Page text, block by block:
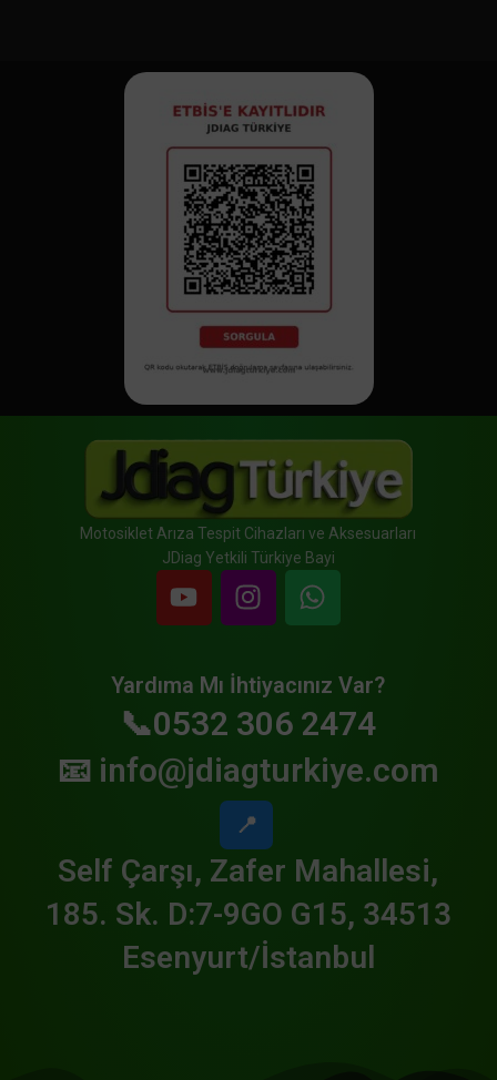
Motosiklet Arıza Tespit Cihazları ve Aksesuarları
JDiag Yetkili Türkiye Bayi
Yardıma Mı İhtiyacınız Var?
📞0532 306 2474
📧 info@jdiagturkiye.com
📍
Self Çarşı, Zafer Mahallesi,
185. Sk. D:7-9GO G15, 34513
Esenyurt/İstanbul